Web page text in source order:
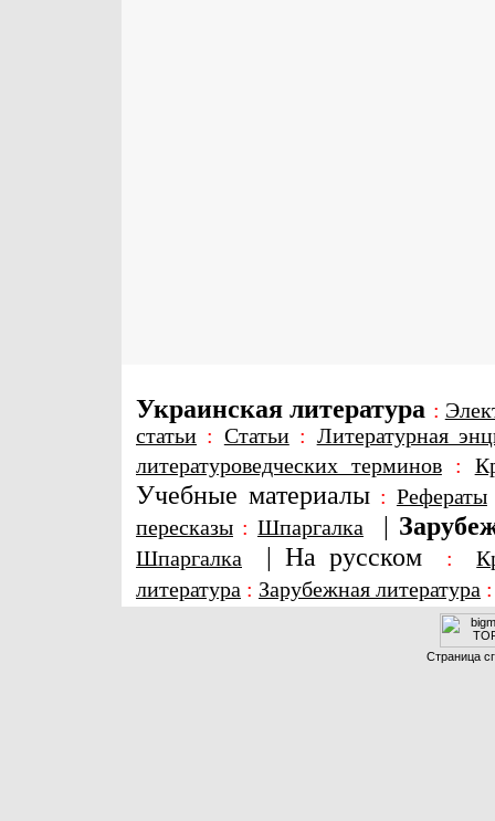
Украинская литература :
статьи : Статьи: Литературная
литературоведческих терминов:
Учебные материалы : Рефераты
пересказы : Шпаргалка |
Шпаргалка | На русском :
литература : Зарубежная литература
Страница